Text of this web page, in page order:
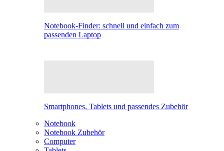
Notebook-Finder: schnell und einfach zum
passenden Laptop
Smartphones, Tablets und passendes Zubehör
Notebook
Notebook Zubehör
Computer